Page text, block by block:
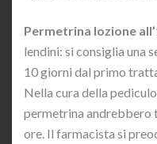
Permetrina lozione
lendini: si consiglia una
10 giorni dal primo
Nella cura della
permetrina andrebbero
ore. Il farmacista si